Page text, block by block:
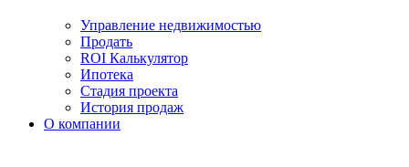
Управление недвижимостью
Продать
ROI Калькулятор
Ипотека
Стадия проекта
История продаж
О компании